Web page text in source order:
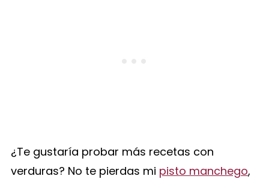
¿Te gustaría probar más recetas con
verduras? No te pierdas mi pisto manchego,